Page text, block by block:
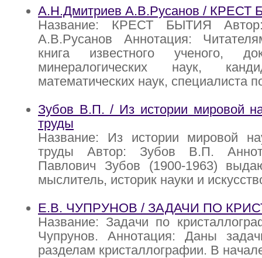
А.Н.Дмитриев А.В.Русанов / КРЕСТ
Название: КРЕСТ БЫТИЯ
А.В.Русанов Аннотация:
книга известного ученого,
минералогических наук,
математических наук, специалиста
Зубов В.П. / Из истории мировой
труды
Название: Из истории мировой
труды Автор: Зубов В.П.
Павлович Зубов (1900-1963)
мыслитель, историк науки и
Е.В. ЧУПРУНОВ / ЗАДАЧИ ПО
Название: Задачи по
Чупрунов. Аннотация: Даны
разделам кристаллографии. В